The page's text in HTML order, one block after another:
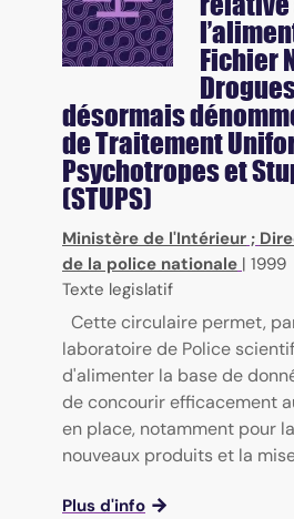
Fichier
désormais
de Traitement
Psychotropes et
(STUPS)
Ministère de l'Intérieur ;
de la police nationale | 1999
Texte legislatif
Cette circulaire permet,
laboratoire de Police
d'alimenter la base de
de concourir efficacement
en place, notamment pour
nouveaux produits et la
Plus d'info